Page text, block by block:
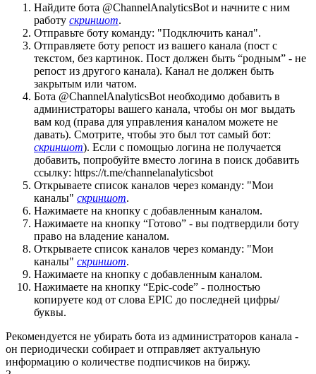
Найдите бота @ChannelAnalyticsBot и начните с ним
работу скриншот.
Отправьте боту команду: "Подключить канал".
Отправляете боту репост из вашего канала (пост с
текстом, без картинок. Пост должен быть “родным” - не
репост из другого канала). Канал не должен быть
закрытым или чатом.
Бота @ChannelAnalyticsBot необходимо добавить в
администраторы вашего канала, чтобы он мог выдать
вам код (права для управления каналом можете не
давать). Смотрите, чтобы это был тот самый бот:
скриншот). Если с помощью логина не получается
добавить, попробуйте вместо логина в поиск добавить
ссылку: https://t.me/channelanalyticsbot
Открываете список каналов через команду: "Мои
каналы" скриншот.
Нажимаете на кнопку с добавленным каналом.
Нажимаете на кнопку “Готово” - вы подтвердили боту
право на владение каналом.
Открываете список каналов через команду: "Мои
каналы" скриншот.
Нажимаете на кнопку с добавленным каналом.
Нажимаете на кнопку “Epic-code” - полностью
копируете код от слова EPIC до последней цифры/
буквы.
Рекомендуется не убирать бота из администраторов канала -
он периодически собирает и отправляет актуальную
информацию о количестве подписчиков на биржу.